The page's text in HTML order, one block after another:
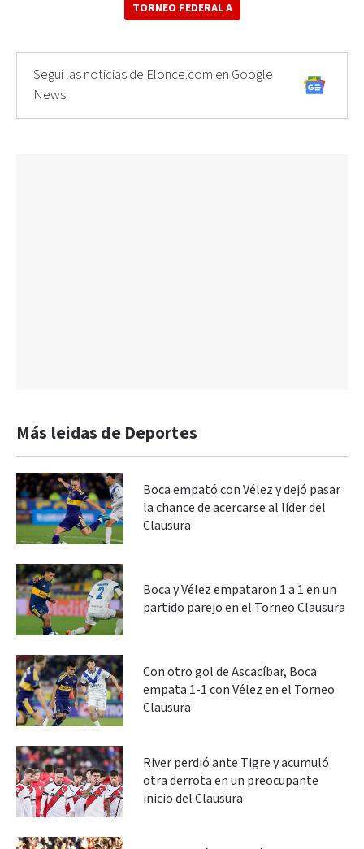
TORNEO FEDERAL A
Seguí las noticias de Elonce.com en Google
News
Más leidas de Deportes
Boca empató con Vélez y dejó pasar
la chance de acercarse al líder del
Clausura
Boca y Vélez empataron 1 a 1 en un
partido parejo en el Torneo Clausura
Con otro gol de Ascacíbar, Boca
empata 1-1 con Vélez en el Torneo
Clausura
River perdió ante Tigre y acumuló
otra derrota en un preocupante
inicio del Clausura